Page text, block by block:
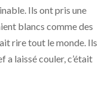
Ils ont pris une
blancs comme des
rire tout le monde. Ils
a laissé couler, c’était